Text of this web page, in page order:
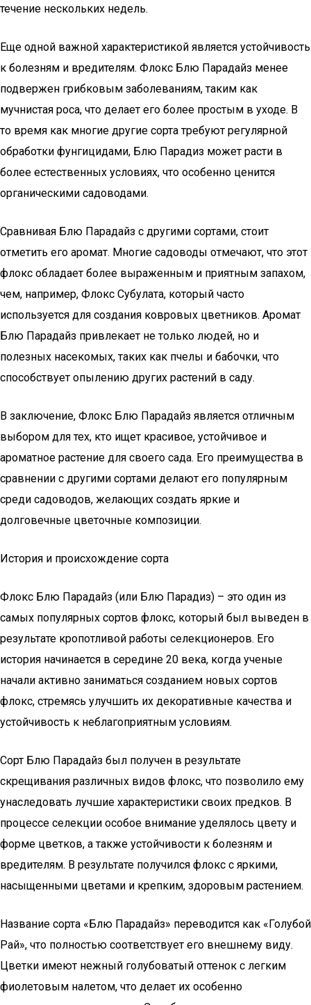
течение нескольких недель.
Еще одной важной характеристикой является устойчивость
к болезням и вредителям. Флокс Блю Парадайз менее
подвержен грибковым заболеваниям, таким как
мучнистая роса, что делает его более простым в уходе. В
то время как многие другие сорта требуют регулярной
обработки фунгицидами, Блю Парадиз может расти в
более естественных условиях, что особенно ценится
органическими садоводами.
Сравнивая Блю Парадайз с другими сортами, стоит
отметить его аромат. Многие садоводы отмечают, что этот
флокс обладает более выраженным и приятным запахом,
чем, например, Флокс Субулата, который часто
используется для создания ковровых цветников. Аромат
Блю Парадайз привлекает не только людей, но и
полезных насекомых, таких как пчелы и бабочки, что
способствует опылению других растений в саду.
В заключение, Флокс Блю Парадайз является отличным
выбором для тех, кто ищет красивое, устойчивое и
ароматное растение для своего сада. Его преимущества в
сравнении с другими сортами делают его популярным
среди садоводов, желающих создать яркие и
долговечные цветочные композиции.
История и происхождение сорта
Флокс Блю Парадайз (или Блю Парадиз) – это один из
самых популярных сортов флокс, который был выведен в
результате кропотливой работы селекционеров. Его
история начинается в середине 20 века, когда ученые
начали активно заниматься созданием новых сортов
флокс, стремясь улучшить их декоративные качества и
устойчивость к неблагоприятным условиям.
Сорт Блю Парадайз был получен в результате
скрещивания различных видов флокс, что позволило ему
унаследовать лучшие характеристики своих предков. В
процессе селекции особое внимание уделялось цвету и
форме цветков, а также устойчивости к болезням и
вредителям. В результате получился флокс с яркими,
насыщенными цветами и крепким, здоровым растением.
Название сорта «Блю Парадайз» переводится как «Голубой
Рай», что полностью соответствует его внешнему виду.
Цветки имеют нежный голубоватый оттенок с легким
фиолетовым налетом, что делает их особенно